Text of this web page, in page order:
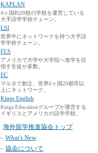
KAPLAN
4ヶ国約20校の学校を運営している
大手語学学校チェーン。
LSI
世界中にネットワークを持つ大手語
学学校チェーン。
FLS
アメリカで大学や大学院へ進学を目
指す生徒が多数。
EC
マルタで創立、世界6ヶ国20都市以
上にネットワーク。
Kings English
Kings Educationグループが運営する
イギリスとアメリカの語学学校。
海外留学推進協会トップ
What's New
協会について